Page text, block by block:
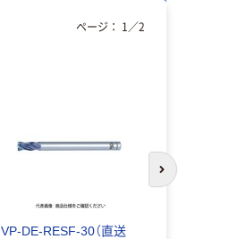
VP-DE-RESF-30（直送
ページ： 1 ／2
次のスライド